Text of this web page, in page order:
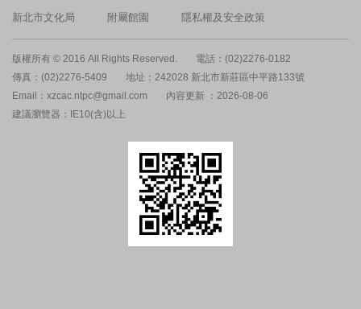
新北市文化局 附屬館園 隱私權及安全政策
版權所有 © 2016 All Rights Reserved.
電話：(02)2276-0182
傳真：(02)2276-5409
地址：242028 新北市新莊區中平路133號
Email：xzcac.ntpc@gmail.com
內容更新 ：2026-08-06
建議瀏覽器：IE10(含)以上